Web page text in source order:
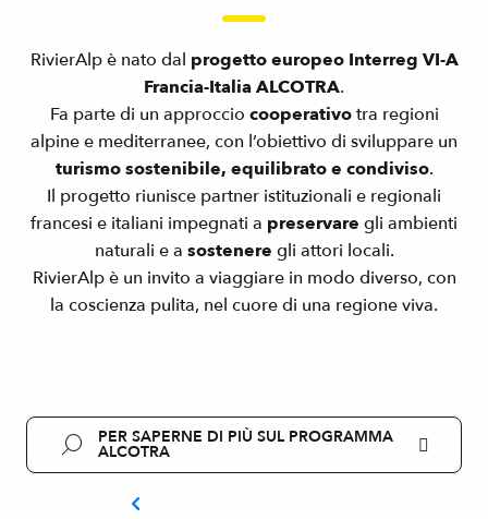
RivierAlp è nato dal progetto europeo Interreg VI-A
Francia-Italia ALCOTRA.
Fa parte di un approccio cooperativotra regioni
alpine e mediterranee, con l’obiettivo di sviluppare un
turismo sostenibile, equilibrato e condiviso.
Il progetto riunisce partner istituzionali e regionali
francesi e italiani impegnati a preservare gli ambienti
naturali e a sostenere gli attori locali.
RivierAlp è un invito a viaggiare in modo diverso, con
la coscienza pulita, nel cuore di una regione viva.
PER SAPERNE DI PIÙ SUL PROGRAMMA
ALCOTRA